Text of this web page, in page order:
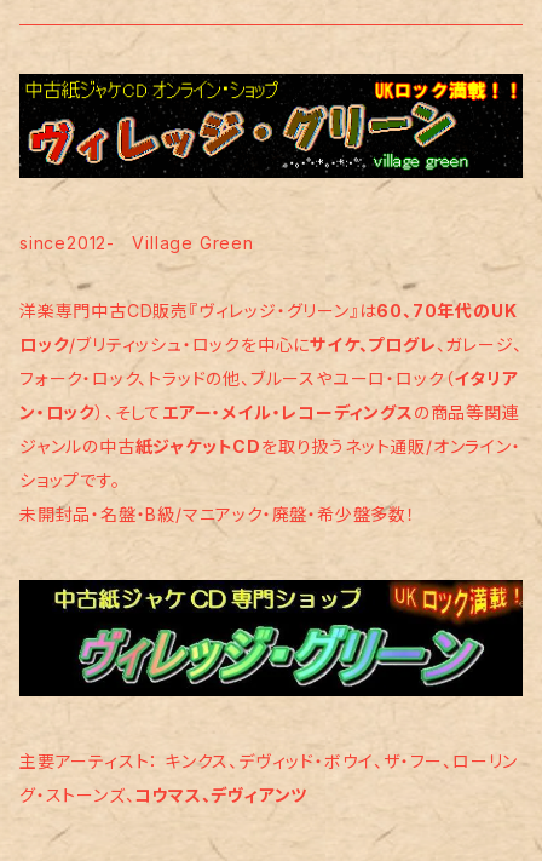
ロック/ビート・ロック/モッズ
ポップ
サザンロック/カントリー・ロック
オールディーズ
ハード・ロック
パンク/パブ・ロック/ニューウェーブ
アート／エレクトロニクス
ジャズよりのロック
アンダーグラウンド
アメリカン・ロック
ユーロ・ロック etc･･･
邦楽
80年代以降のロック
ジャズ/その他
since2012- Village Green
洋楽専門中古CD販売『ヴィレッジ・グリーン』は60、70年代のUK
ロック/ブリティッシュ・ロックを中心にサイケ、プログレ、ガレージ、
フォーク・ロック、トラッドの他、ブルースやユーロ・ロック（イタリア
ン・ロック）、そして エアー・メイル・レコーディングスの商品等関連
ジャンルの中古紙ジャケットCDを取り扱うネット通販/オンライン・
ショップです。
未開封品・名盤・B級/マニアック・廃盤・希少盤多数！
主要アーティスト： キンクス、デヴィッド・ボウイ、ザ・フー、ローリン
グ・ストーンズ、 コウマス、デヴィアンツ